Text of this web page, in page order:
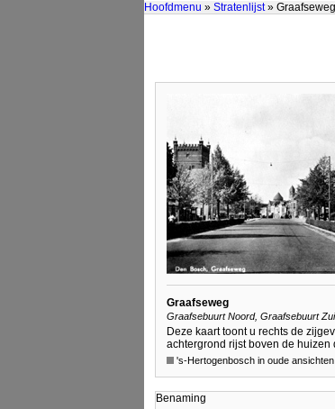
Hoofdmenu » Stratenlijst» Graafseweg
Graafseweg
Graafsebuurt Noord, Graafsebuurt
Deze kaart toont u rechts de
achtergrond rijst boven de huizen
's-Hertogenbosch in oude
Benaming